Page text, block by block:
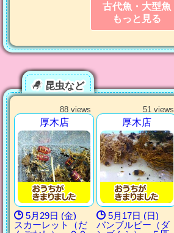
古代魚・大型魚
もっと見る
昆虫など
88 views
厚木店
5月29日 (金)
スカーレット（だ
51 views
厚木店
5月17日 (日)
バンブルビー（ダ